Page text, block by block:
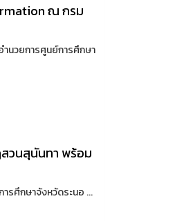
ณ กรม
นวยการศูนย์การศึกษา
สวนสุนันทา พร้อม
รศึกษาจังหวัดระนอ ...